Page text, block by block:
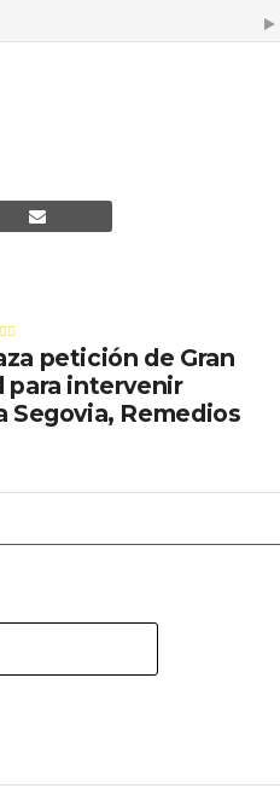
petición de Gran
para intervenir
Segovia, Remedios